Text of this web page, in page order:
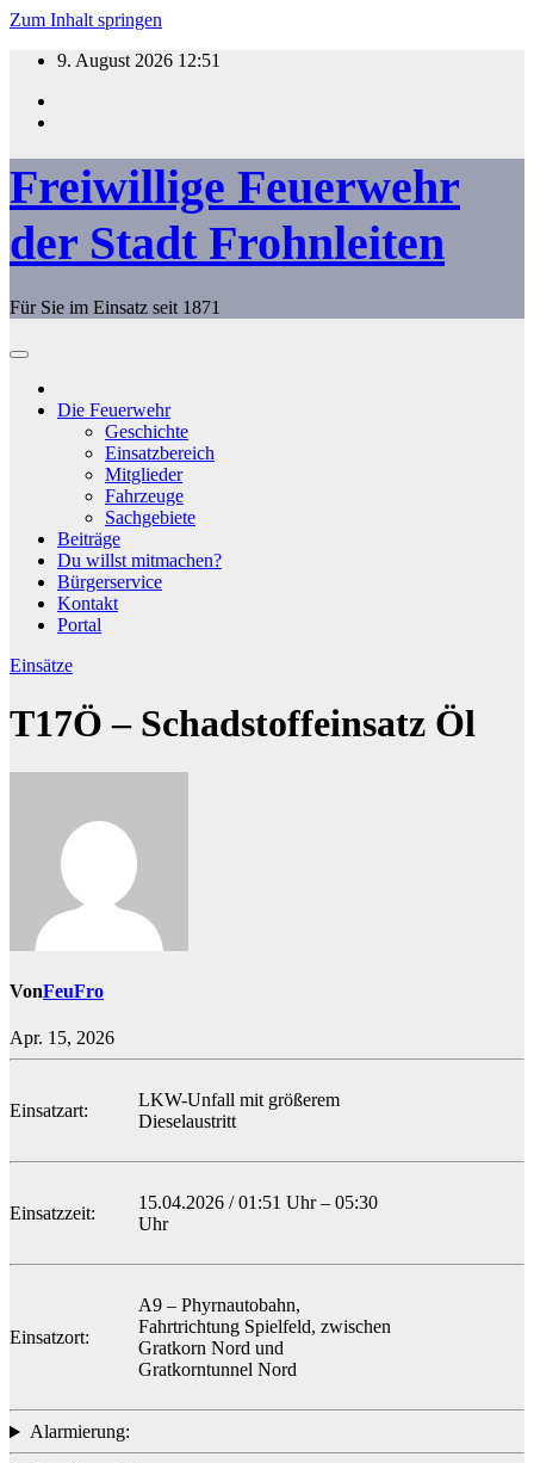
Zum Inhalt springen
9. August 2026 12:51
Freiwillige Feuerwehr
der Stadt Frohnleiten
Für Sie im Einsatz seit 1871
Die Feuerwehr
Geschichte
Einsatzbereich
Mitglieder
Fahrzeuge
Sachgebiete
Beiträge
Du willst mitmachen?
Bürgerservice
Kontakt
Portal
Einsätze
T17Ö – Schadstoffeinsatz Öl
VonFeuFro
Apr. 15, 2026
Einsatzart:
LKW-Unfall mit größerem
Dieselaustritt
Einsatzzeit:
15.04.2026 / 01:51 Uhr – 05:30
Uhr
Einsatzort:
A9 – Phyrnautobahn,
Fahrtrichtung Spielfeld, zwischen
Gratkorn Nord und
Gratkorntunnel Nord
Alarmierung: